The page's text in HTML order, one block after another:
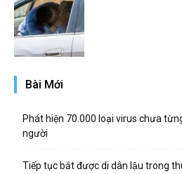
Bài Mới
Phát hiện 70.000 loại virus chưa
người
Tiếp tục bắt được di dân lậu trong